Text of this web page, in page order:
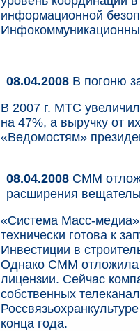
информационной
08.04.2008 В погоню
В 2007 г. МТС
на 47%, а выручку от
«Ведомостям»
08.04.2008 СММ
расширения
«Система Масс-
технически готова к
Инвестиции в
Однако СММ отложила
лицензии. Сейчас
собственных
конца года.